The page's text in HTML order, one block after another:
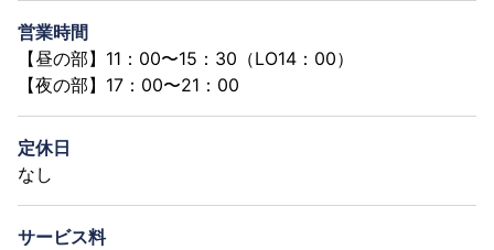
営業時間
【昼の部】11：00〜15：30（LO14：00）
【夜の部】17：00〜21：00
定休日
なし
サービス料